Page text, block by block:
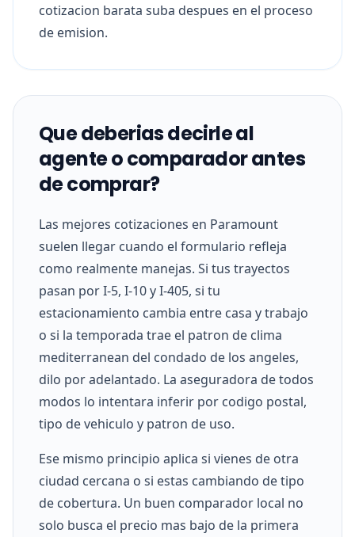
cotizacion barata suba despues en el proceso
de emision.
Que deberias decirle al
agente o comparador antes
de comprar?
Las mejores cotizaciones en Paramount
suelen llegar cuando el formulario refleja
como realmente manejas. Si tus trayectos
pasan por I-5, I-10 y I-405, si tu
estacionamiento cambia entre casa y trabajo
o si la temporada trae el patron de clima
mediterranean del condado de los angeles,
dilo por adelantado. La aseguradora de todos
modos lo intentara inferir por codigo postal,
tipo de vehiculo y patron de uso.
Ese mismo principio aplica si vienes de otra
ciudad cercana o si estas cambiando de tipo
de cobertura. Un buen comparador local no
solo busca el precio mas bajo de la primera